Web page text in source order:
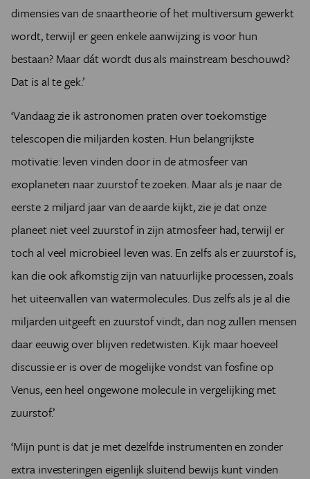
dimensies van de snaartheorie of het multiversum gewerkt
wordt, terwijl er geen enkele aanwijzing is voor hun
bestaan? Maar dát wordt dus als mainstream beschouwd?
Dat is al te gek.’
‘Vandaag zie ik astronomen praten over toekomstige
telescopen die miljarden kosten. Hun belangrijkste
motivatie: leven vinden door in de atmosfeer van
exoplaneten naar zuurstof te zoeken. Maar als je naar de
eerste 2 miljard jaar van de aarde kijkt, zie je dat onze
planeet niet veel zuurstof in zijn atmosfeer had, terwijl er
toch al veel microbieel leven was. En zelfs als er zuurstof is,
kan die ook afkomstig zijn van natuurlijke processen, zoals
het uiteenvallen van watermolecules. Dus zelfs als je al die
miljarden uitgeeft en zuurstof vindt, dan nog zullen mensen
daar eeuwig over blijven redetwisten. Kijk maar hoeveel
discussie er is over de mogelijke vondst van fosfine op
Venus, een heel ongewone molecule in vergelijking met
zuurstof.’
‘Mijn punt is dat je met dezelfde instrumenten en zonder
extra investeringen eigenlijk sluitend bewijs kunt vinden